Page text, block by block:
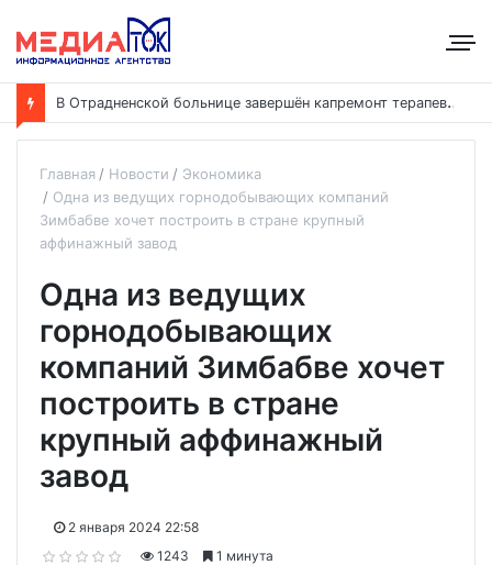
В
Отрадненской больнице завершён капремонт терапевтического корпуса
Главная Новости
Экономика
Одна из ведущих горнодобывающих компаний
Зимбабве хочет построить в стране крупный
аффинажный завод
Одна из ведущих
горнодобывающих
компаний Зимбабве хочет
построить в стране
крупный аффинажный
завод
2 января 2024 22:58
1243
1 минута